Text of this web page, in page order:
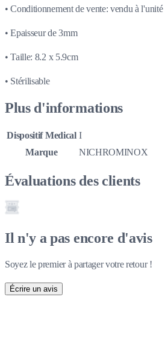
• Conditionnement de vente: vendu à l'unité
• Epaisseur de 3mm
• Taille: 8.2 x 5.9cm
• Stérilisable
Plus d'informations
Dispositif Medical I
Marque
NICHROMINOX
Évaluations des clients
Il n'y a pas encore d'avis
Soyez le premier à partager votre retour !
Écrire un avis